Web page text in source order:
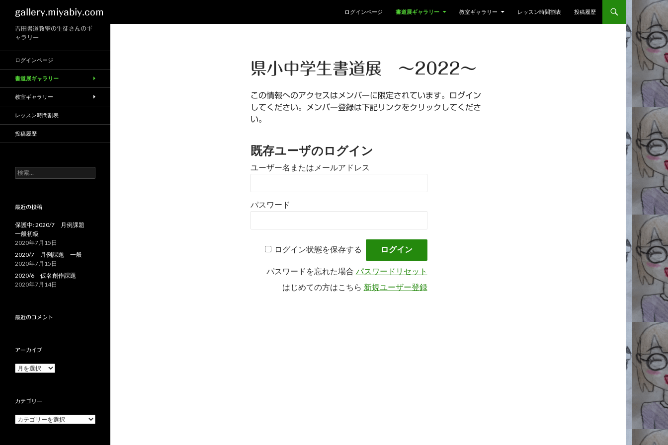
gallery.miyabiy.com
ログインページ
書道展ギャラリー 教室ギャラリー レッスン時間割表 投稿履歴
県小中学生書道展 ～2022～
この情報へのアクセスはメンバーに限定されています。ログイン
してください。メンバー登録は下記リンクをクリックしてくださ
い。
既存ユーザのログイン
ユーザー名またはメールアドレス
パスワード
ログイン状態を保存する
パスワードを忘れた場合 パスワードリセット
はじめての方はこちら 新規ユーザー登録
吉田書道教室の生徒さんのギ
ャラリー
ログインページ
書道展ギャラリー
教室ギャラリー
レッスン時間割表
投稿履歴
検
索:
最近の投稿
保護中: 2020/7 月例課題
一般初級
2020年7月15日
2020/7 月例課題 一般
2020年7月15日
2020/6 仮名創作課題
2020年7月14日
最近のコメント
アーカイブ
ア
ブ
カテゴリー
カ